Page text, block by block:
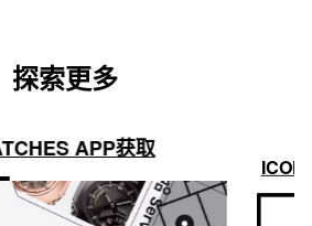
探索更多
APP获取